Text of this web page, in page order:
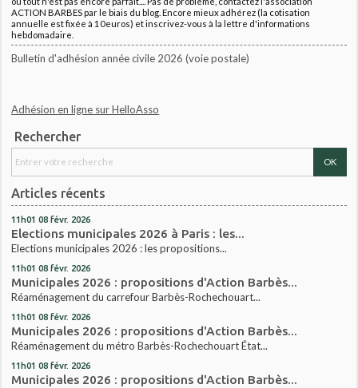
ACTION BARBES par le biais du blog. Encore mieux adhérez (la cotisation
annuelle est fixée à 10euros) et inscrivez-vous à la lettre d'informations
hebdomadaire.
Bulletin d'adhésion année civile 2026 (voie postale)
Adhésion en ligne sur HelloAsso
Rechercher
Articles récents
11h01 08 févr. 2026
Elections municipales 2026 à Paris : les...
Elections municipales 2026 : les propositions...
11h01 08 févr. 2026
Municipales 2026 : propositions d'Action Barbès...
Réaménagement du carrefour Barbès-Rochechouart...
11h01 08 févr. 2026
Municipales 2026 : propositions d'Action Barbès...
Réaménagement du métro Barbès-Rochechouart État...
11h01 08 févr. 2026
Municipales 2026 : propositions d'Action Barbès...